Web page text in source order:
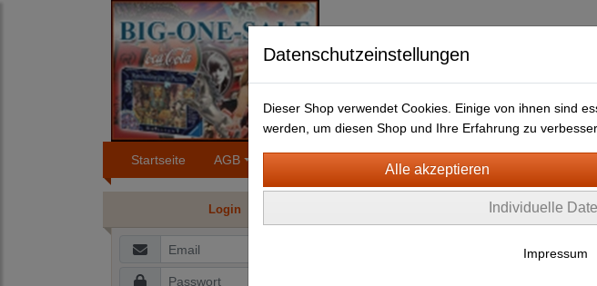
Startseite AGB Kontakt LIEFERFRISTEN
Login
BLECHMODELLE +
ANTIK
Blechminiaturen+Blechspielwaren
Datenschutzeinstellungen
Dieser Shop verwendet Cookies. Einige von ihnen sind
werden, um diesen Shop und Ihre Erfahrung zu
Individuelle
Impressum